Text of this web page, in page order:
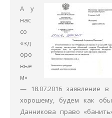
А у
нас
со
«зд
оро
вье
м»
— 18.07.2016 заявление
хорошему, будем как
Данникова право